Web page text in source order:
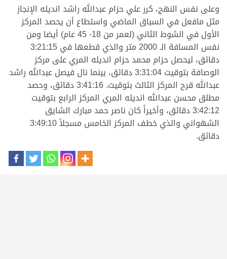
وعلى نفس النهج، كرر علي حزام عبدالله راشد انديله الإنجاز
مثل مافعل في السباق الماضي واستطاع أن يحصد المركز
الأول في الشوط الثاني (لعمر من 18- 45 عام) أيضا ومن
نفس المسافة الـ 2000 متر والذي قطعها في 3:21:15
دقائق، ليحصل حزام محمد حزام انديله المري على مركز
الوصافة بتوقيت 3:31:04 دقائق، بينما نال فيصل عبدالله راشد
عبدالله قرح المركز الثالث بتوقيت. 3:41:16 دقائق، وحصد
مطلق محسن عبدالله انديله المري المركز الرابع بتوقيت
3:42:12 دقائق، وأخيراً كان ناصر حمد مبارك الشايق
الشهواني والذي خطف المركز الخامس مسجلاً 3:49:10
دقائق.